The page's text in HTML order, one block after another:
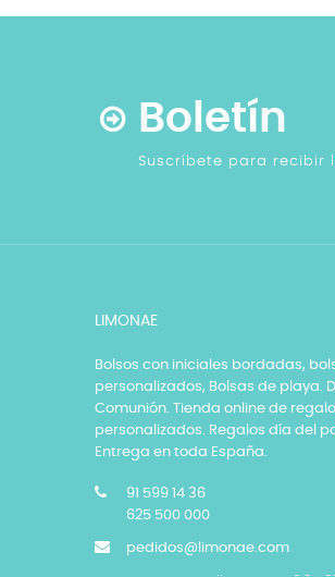
Boletín
Suscríbete para recibir
LIMONAE
Bolsos con iniciales bordadas,
personalizados, Bolsas de playa.
Comunión. Tienda online de
personalizados. Regalos día del
Entrega en toda España.
91 599 14 36
625 500 000
pedidos@limonae.com